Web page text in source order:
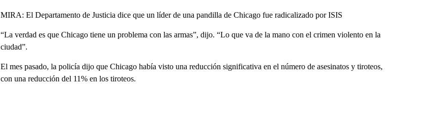
MIRA: El Departamento de Justicia dice que un líder de una pandilla de Chicago fue radicalizado por ISIS
“La verdad es que Chicago tiene un problema con las armas”, dijo. “Lo que va de la mano con el crimen violento en la
ciudad”.
El mes pasado, la policía dijo que Chicago había visto una reducción significativa en el número de asesinatos y tiroteos,
con una reducción del 11% en los tiroteos.